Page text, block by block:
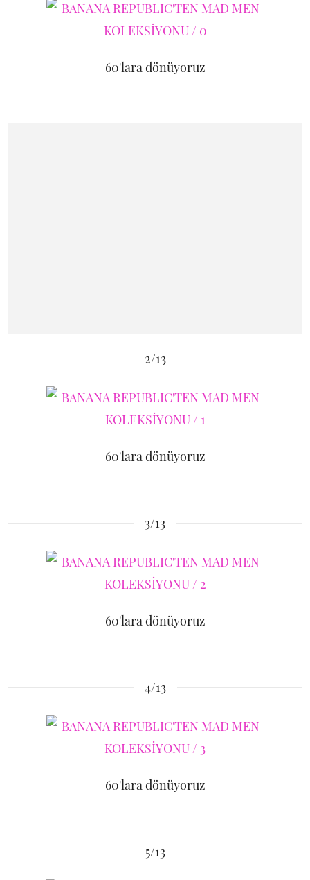
60'lara dönüyoruz
2/13
60'lara dönüyoruz
3/13
60'lara dönüyoruz
4/13
60'lara dönüyoruz
5/13